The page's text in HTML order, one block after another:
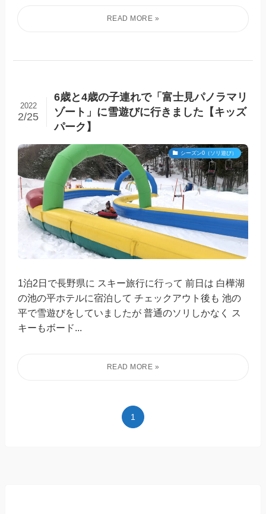
6歳と4歳の子連れで「富士見パノラマリ
ゾート」に雪遊びに行きました【キッズ
パーク】
2022
2/25
シーズン0（ソリ遊び）
1泊2日で長野県に スキー旅行に行って 前日は 白樺湖
の池の平ホテルに宿泊して チェックアウト後も 池の
平で雪遊びをしていましたが 普通のソリしかなく ス
キーもボード...
1